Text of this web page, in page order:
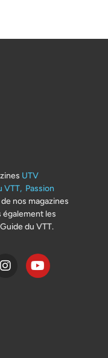
UTV
VTT, Passion
de nos magazines
également les
du VTT.